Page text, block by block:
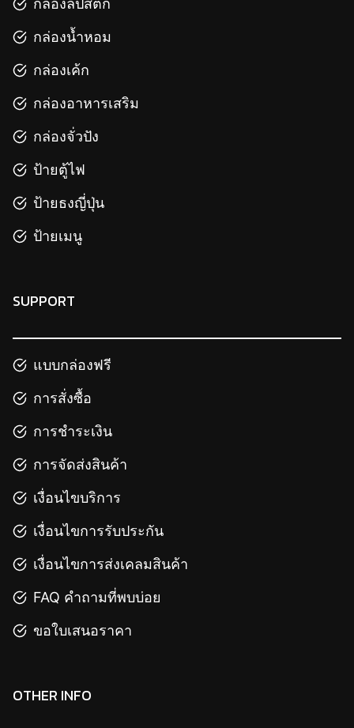
กล่องลิปสติก
กล่องน้ำหอม
กล่องเค้ก
กล่องอาหารเสริม
กล่องจั่วปัง
ป้ายตู้ไฟ
ป้ายธงญี่ปุ่น
ป้ายเมนู
SUPPORT
แบบกล่องฟรี
การสั่งซื้อ
การชำระเงิน
การจัดส่งสินค้า
เงื่อนไขบริการ
เงื่อนไขการรับประกัน
เงื่อนไขการส่งเคลมสินค้า
FAQ คำถามที่พบบ่อย
ขอใบเสนอราคา
OTHER INFO